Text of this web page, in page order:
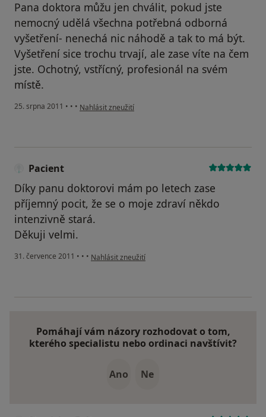
Pana doktora můžu jen chválit, pokud jste
nemocný udělá všechna potřebná odborná
vyšetření- nenechá nic náhodě a tak to má být.
Vyšetření sice trochu trvají, ale zase víte na čem
jste. Ochotný, vstřícný, profesionál na svém
místě.
25. srpna 2011 • • • podle názoru uživatele Pacient
Nahlásit zneužití
Pacient
Díky panu doktorovi mám po letech zase
příjemný pocit, že se o moje zdraví někdo
intenzivně stará.
Děkuji velmi.
31. července 2011 • • • podle názoru uživatele Pacient
Nahlásit zneužití
Pomáhají vám názory rozhodovat o tom,
kterého specialistu nebo ordinaci navštívit?
Ano Ne